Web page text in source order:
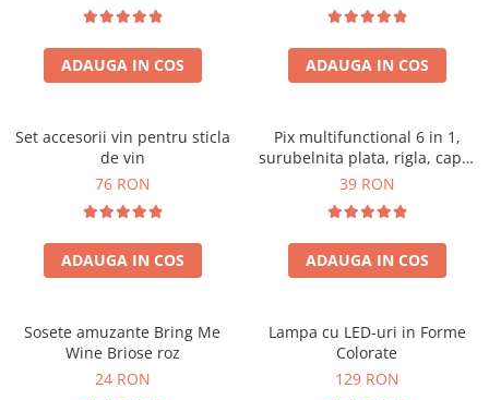
ADAUGA IN COS ADAUGA IN COS
Set accesorii vin pentru sticla
de vin
76 RON
ADAUGA IN COS
Pix multifunctional 6 in 1,
surubelnita plata, rigla, capat
touchscreen, nivela cu bula
39 RON
ADAUGA IN COS
Sosete amuzante Bring Me
Wine Briose roz
24 RON
Lampa cu LED-uri in Forme
Colorate
129 RON